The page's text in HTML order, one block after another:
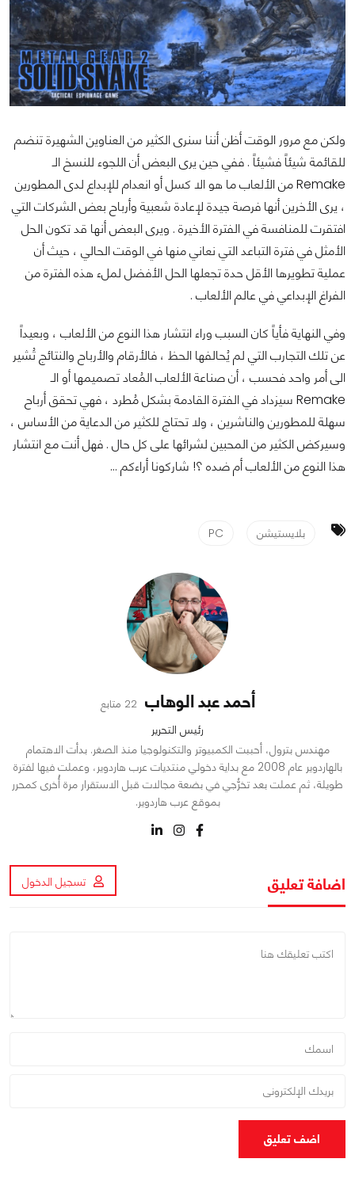
ولكن مع مرور الوقت أظن أننا سنرى الكثير من العناوين الشهيرة تنضم
للقائمة شيئاً فشيئاً . ففي حين يرى البعض أن اللجوء للنسخ الـ
Remake من الألعاب ما هو الا كسل أو انعدام للإبداع لدى المطورين
، يرى الأخرين أنها فرصة جيدة لإعادة شعبية وأرباح بعض الشركات التي
افتقرت للمنافسة في الفترة الأخيرة . ويرى البعض أنها قد تكون الحل
الأمثل في فترة التباعد التي نعاني منها في الوقت الحالي ، حيث أن
عملية تطويرها الأقل حدة تجعلها الحل الأفضل لملء هذه الفترة من
الفراغ الإبداعي في عالم الألعاب .
وفي النهاية فأياً كان السبب وراء انتشار هذا النوع من الألعاب ، وبعيداً
عن تلك التجارب التي لم يُحالفها الحظ ، فالأرقام والأرباح والنتائج تُشير
الى أمر واحد فحسب ، أن صناعة الألعاب المُعاد تصميمها أو الـ
Remake سيزداد في الفترة القادمة بشكل مُطرد ، فهي تحقق أرباح
سهلة للمطورين والناشرين ، ولا تحتاج للكثير من الدعاية من الأساس ،
وسيركض الكثير من المحبين لشرائها على كل حال . فهل أنت مع انتشار
هذا النوع من الألعاب أم ضده ؟! شاركونا أراءكم ...
بلايستيشن PC
أحمد عبد الوهاب 22 متابع
رئيس التحرير
مهندس بترول، أحببت الكمبيوتر والتكنولوجيا منذ الصغر. بدأت الاهتمام
بالهاردوير عام 2008 مع بداية دخولي منتديات عرب هاردوير، وعملت فيها لفترة
طويلة، ثم عملت بعد تخرُّجي في بضعة مجالات قبل الاستقرار مرة أُخرى كمحرر
بموقع عرب هاردوير.
اضافة تعليق تسجيل الدخول
اضف تعليق